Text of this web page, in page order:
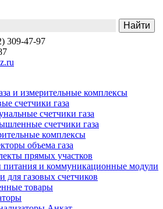
309-47-97
и измерительные комплексы
счетчики газа
счетчики газа
счетчики газа
комплексы
объема газа
прямых участков
питания и коммуникационные модули
для газовых счетчиков
товары